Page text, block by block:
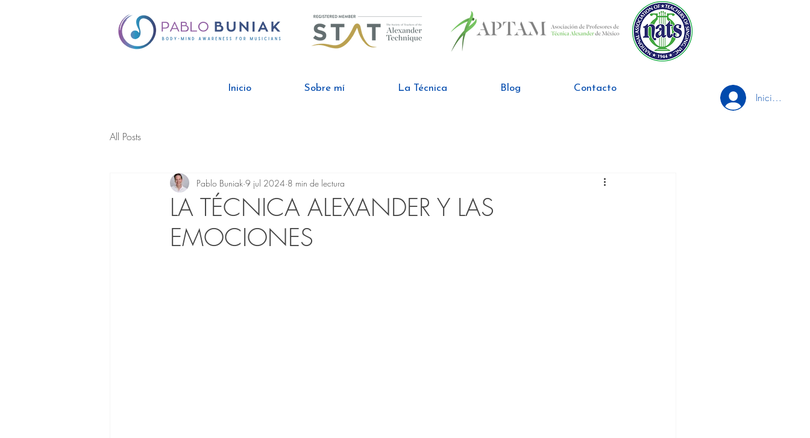
Inicio Sobre mí La Técnica Blog Contacto
Iniciar sesión
All Posts
LA TÉCNICA ALEXANDER Y LAS
EMOCIONES
Pablo Buniak 9 jul 2024 8 min de lectura